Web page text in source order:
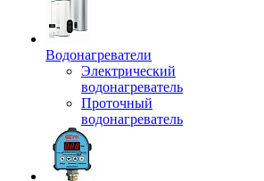
Водонагреватели
Электрический
водонагреватель
Проточный
водонагреватель